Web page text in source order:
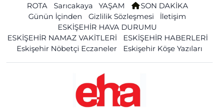
ROTA
Sarıcakaya YAŞAM
SON DAKİKA
Günün İçinden
Gizlilik Sözleşmesi
İletişim
ESKİŞEHİR HAVA DURUMU
ESKİŞEHİR NAMAZ VAKİTLERİ
ESKİŞEHİR HABERLERİ
Eskişehir Nöbetçi Eczaneler
Eskişehir Köşe Yazıları